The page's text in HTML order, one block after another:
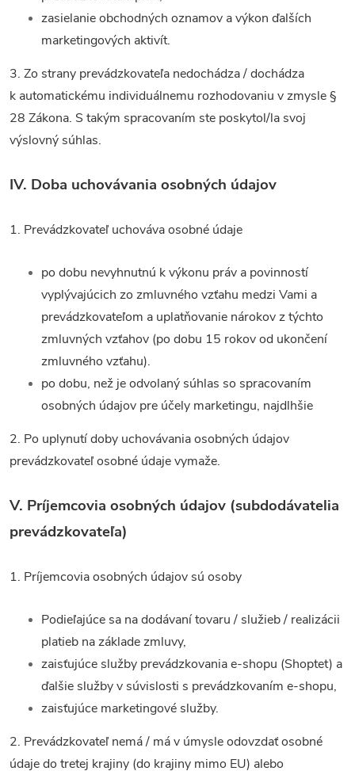
zasielanie obchodných oznamov a výkon ďalších
marketingových aktivít.
3. Zo strany prevádzkovateľa nedochádza / dochádza
k automatickému individuálnemu rozhodovaniu v zmysle §
28 Zákona. S takým spracovaním ste poskytol/la svoj
výslovný súhlas.
IV. Doba uchovávania osobných údajov
1. Prevádzkovateľ uchováva osobné údaje
po dobu nevyhnutnú k výkonu práv a povinností
vyplývajúcich zo zmluvného vzťahu medzi Vami a
prevádzkovateľom a uplatňovanie nárokov z týchto
zmluvných vzťahov (po dobu 15 rokov od ukončení
zmluvného vzťahu).
po dobu, než je odvolaný súhlas so spracovaním
osobných údajov pre účely marketingu, najdlhšie
2. Po uplynutí doby uchovávania osobných údajov
prevádzkovateľ osobné údaje vymaže.
V. Príjemcovia osobných údajov (subdodávatelia
prevádzkovateľa)
1. Príjemcovia osobných údajov sú osoby
Podieľajúce sa na dodávaní tovaru / služieb / realizácii
platieb na základe zmluvy,
zaisťujúce služby prevádzkovania e-shopu (Shoptet) a
ďalšie služby v súvislosti s prevádzkovaním e-shopu,
zaisťujúce marketingové služby.
2. Prevádzkovateľ nemá / má v úmysle odovzdať osobné
údaje do tretej krajiny (do krajiny mimo EU) alebo